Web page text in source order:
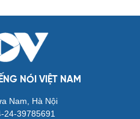
NÓI VIỆT NAM
Nam, Hà Nội
24-39785691